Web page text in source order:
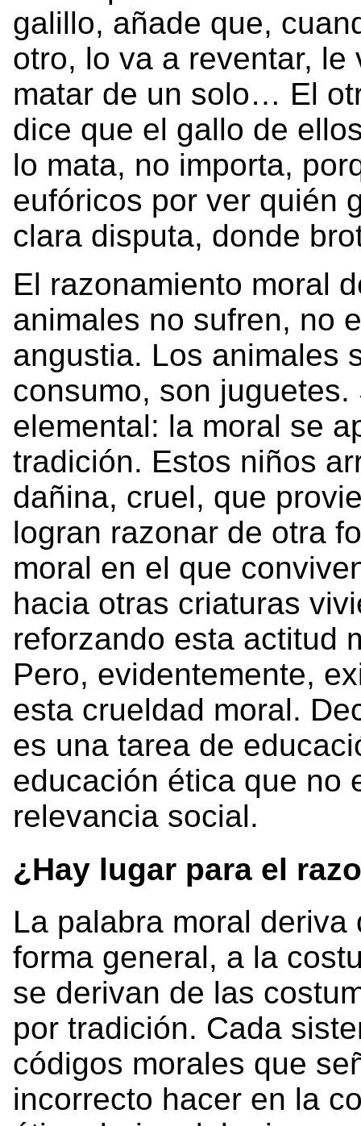
galillo, añade que,
otro, lo va a reventar,
matar de un solo… El
dice que el gallo de
lo mata, no importa,
eufóricos por ver quién
clara disputa, donde
El razonamiento moral
animales no sufren, no
angustia. Los animales
consumo, son
elemental: la moral se
tradición. Estos niños
dañina, cruel, que
logran razonar de otra
moral en el que
hacia otras criaturas
reforzando esta actitud
Pero, evidentemente,
esta crueldad moral.
es una tarea de
educación ética que no
relevancia social.
¿Hay lugar para el
La palabra moral
forma general, a la
se derivan de las
por tradición. Cada
códigos morales que
incorrecto hacer en la